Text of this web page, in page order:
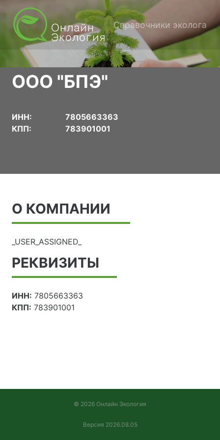
Справочники эколога
ООО "БПЭ"
ИНН:
7805663363
КПП:
783901001
О КОМПАНИИ
_USER_ASSIGNED_
РЕКВИЗИТЫ
ИНН: 7805663363
КПП: 783901001
© 2026 Онлайн Экология
Версия 2026.08.05